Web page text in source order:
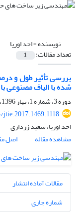
نویسنده =احد اوریا
تعداد مقالات: 1
بررسی تأثیر طول و
شده با الیاف مصنوعی
دوره 3، شماره 1، بهار 1396، صفحه
jtie.2017.1469.1118
احد اوریا، سعید زرداری
مشاهده مقاله
اصل
مقالات آماده انتشار
شماره جاری